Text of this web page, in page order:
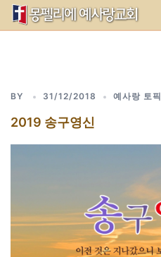
Skip
BY 31/12/2018 예사랑 토픽
2019 송구영신